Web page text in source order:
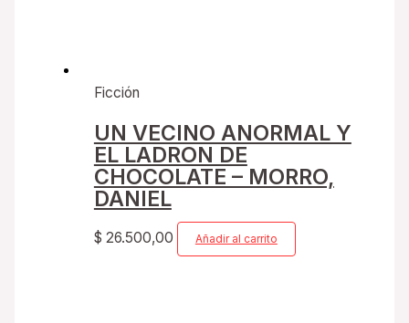
Ficción
UN VECINO ANORMAL Y
EL LADRON DE
CHOCOLATE – MORRO,
DANIEL
$ 26.500,00 Añadir al carrito